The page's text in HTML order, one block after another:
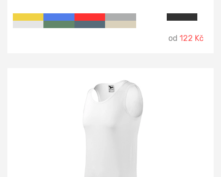
od 122 Kč